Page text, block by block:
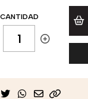
CANTIDAD